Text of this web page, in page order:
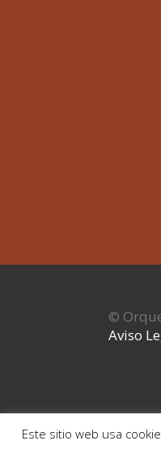
©
Aviso
Este sitio web usa